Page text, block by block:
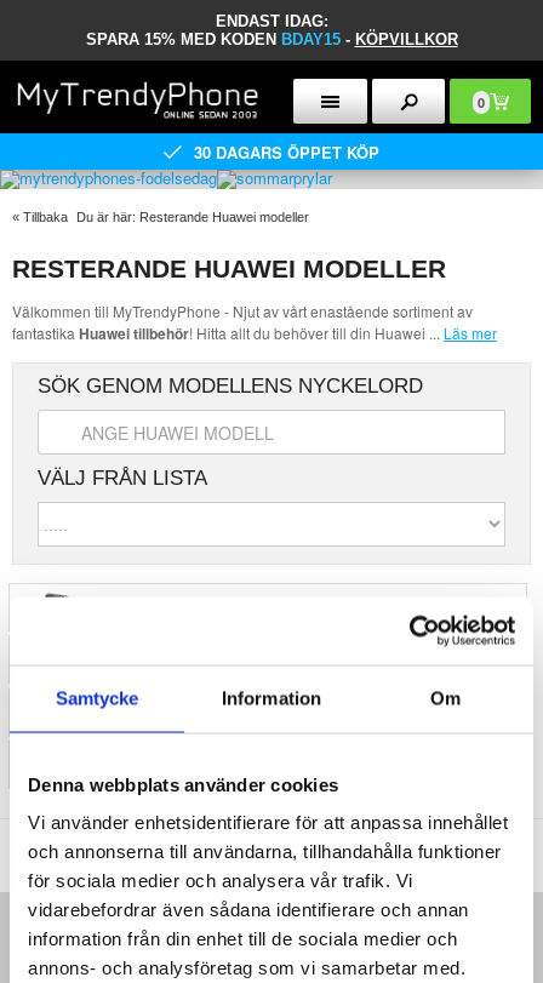
Samtycke Information Om
Denna webbplats använder cookies
Vi använder enhetsidentifierare för att anpassa innehållet
och annonserna till användarna, tillhandahålla funktioner
för sociala medier och analysera vår trafik. Vi
vidarebefordrar även sådana identifierare och annan
information från din enhet till de sociala medier och
annons- och analysföretag som vi samarbetar med.
ENDAST IDAG:
SPARA 15% MED KODEN BDAY15 - KÖPVILLKOR
0
30 DAGARS ÖPPET KÖP
« Tillbaka Du är här: Resterande Huawei modeller
RESTERANDE HUAWEI MODELLER
Välkommen till MyTrendyPhone - Njut av vårt enastående sortiment av
fantastika Huawei tillbehör! Hitta allt du behöver till din Huawei ... Läs mer
SÖK GENOM MODELLENS NYCKELORD
VÄLJ FRÅN LISTA
Vattentät bluetooth högtalare
MTP DK APS | KARLEBOVEJ 59 | 3400 HILLERØD | DANMARK
|
SUPPORT@MYTRENDYPHONE.SE
HEM
KUNDSERVICE